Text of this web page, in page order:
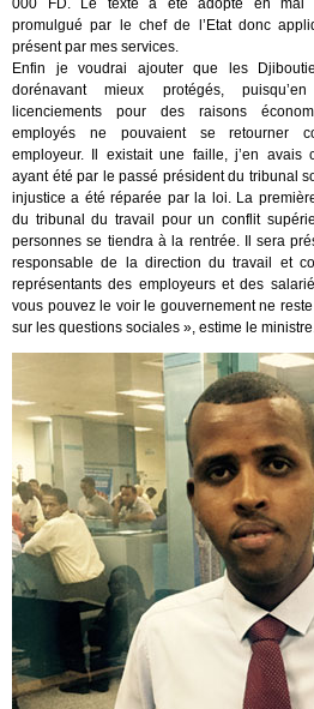
000 FD. Le texte a été adopté en mai
promulgué par le chef de l’Etat donc
présent par mes services.
Enfin je voudrai ajouter que les
dorénavant mieux protégés,
licenciements pour des raisons
employés ne pouvaient se retourner
employeur. Il existait une faille, j’en avais
ayant été par le passé président du tribunal
injustice a été réparée par la loi. La
du tribunal du travail pour un conflit
personnes se tiendra à la rentrée. Il sera
responsable de la direction du travail et
représentants des employeurs et des
vous pouvez le voir le gouvernement ne
sur les questions sociales », estime le